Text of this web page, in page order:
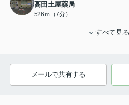
高田土屋薬局
526ｍ（7分）
すべて見る
メールで共有する